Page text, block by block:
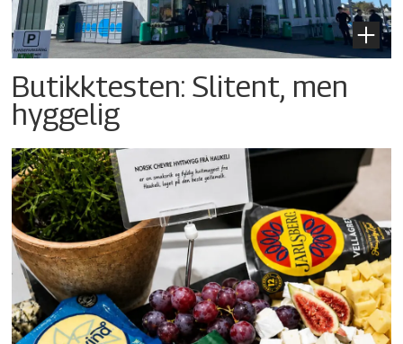
Butikktesten: Slitent, men
hyggelig